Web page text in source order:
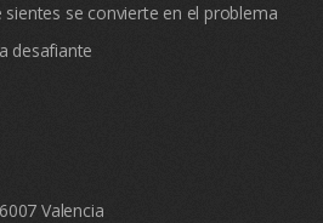
sientes se convierte en el problema
desafiante
Valencia